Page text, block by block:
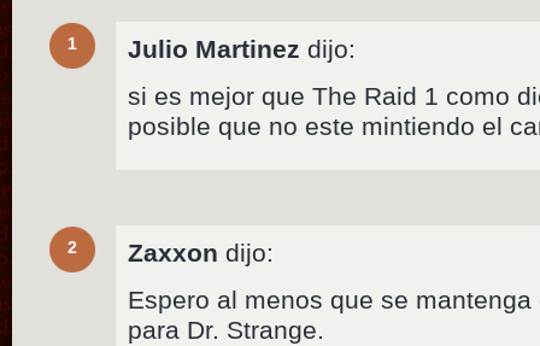
1 Julio Martinez dijo:
si es mejor que The Raid 1 como
posible que no este mintiendo el
2 Zaxxon dijo:
Espero al menos que se
para Dr. Strange.